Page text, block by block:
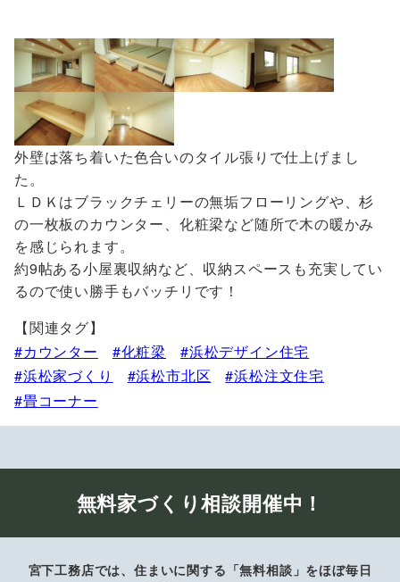
外壁は落ち着いた色合いのタイル張りで仕上げまし
た。
ＬＤＫはブラックチェリーの無垢フローリングや、杉
の一枚板のカウンター、化粧梁など随所で木の暖かみ
を感じられます。
約9帖ある小屋裏収納など、収納スペースも充実してい
るので使い勝手もバッチリです！
【関連タグ】
カウンター
化粧梁
浜松デザイン住宅
浜松家づくり
浜松市北区
浜松注文住宅
畳コーナー
無料家づくり相談開催中！
宮下工務店では、住まいに関する「無料相談」をほぼ毎日